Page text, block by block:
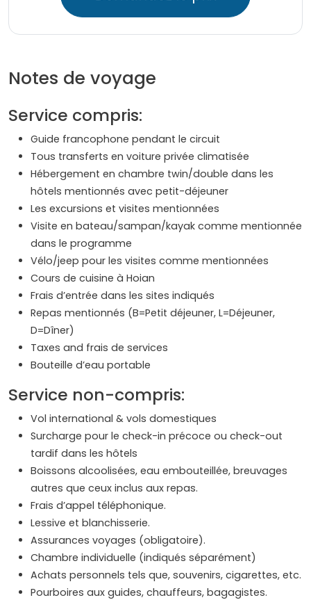
Notes de voyage
Service compris:
Guide francophone pendant le circuit
Tous transferts en voiture privée climatisée
Hébergement en chambre twin/double dans les
hôtels mentionnés avec petit-déjeuner
Les excursions et visites mentionnées
Visite en bateau/sampan/kayak comme mentionnée
dans le programme
Vélo/jeep pour les visites comme mentionnées
Cours de cuisine à Hoian
Frais d’entrée dans les sites indiqués
Repas mentionnés (B=Petit déjeuner, L=Déjeuner,
D=Dîner)
Taxes and frais de services
Bouteille d’eau portable
Service non-compris:
Vol international & vols domestiques
Surcharge pour le check-in précoce ou check-out
tardif dans les hôtels
Boissons alcoolisées, eau embouteillée, breuvages
autres que ceux inclus aux repas.
Frais d’appel téléphonique.
Lessive et blanchisserie.
Assurances voyages (obligatoire).
Chambre individuelle (indiqués séparément)
Achats personnels tels que, souvenirs, cigarettes, etc.
Pourboires aux guides, chauffeurs, bagagistes.